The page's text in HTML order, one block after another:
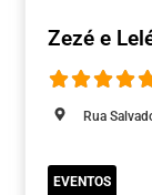
Zezé e
Rua
EVENTOS